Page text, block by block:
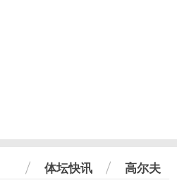
体坛快讯 高尔夫